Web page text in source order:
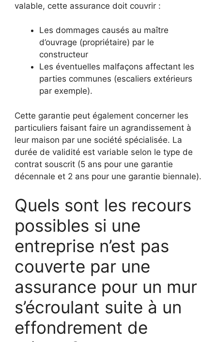
valable, cette assurance doit couvrir :
Les dommages causés au maître
d’ouvrage (propriétaire) par le
constructeur
Les éventuelles malfaçons affectant les
parties communes (escaliers extérieurs
par exemple).
Cette garantie peut également concerner les
particuliers faisant faire un agrandissement à
leur maison par une société spécialisée. La
durée de validité est variable selon le type de
contrat souscrit (5 ans pour une garantie
décennale et 2 ans pour une garantie biennale).
Quels sont les recours
possibles si une
entreprise n’est pas
couverte par une
assurance pour un mur
s’écroulant suite à un
effondrement de